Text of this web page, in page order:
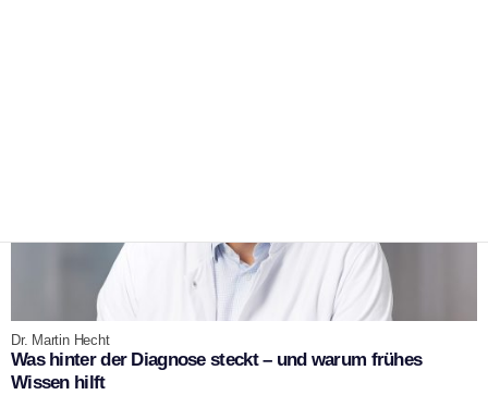
Dr. Martin Hecht
Was hinter der Diagnose steckt – und warum frühes
Wissen hilft